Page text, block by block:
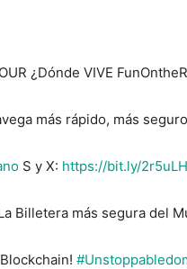
¿Dónde VIVE
más rápido, más
S y X: https://bit.ly/
Billetera más segura del